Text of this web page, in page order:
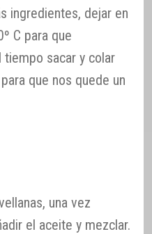
ingredientes, dejar en
C para que
tiempo sacar y colar
que nos quede un
una vez
el aceite y mezclar.